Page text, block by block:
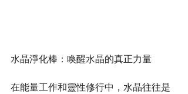
水晶淨化棒：喚醒水晶的真正力量
在能量工作和靈性修行中，水晶往往是